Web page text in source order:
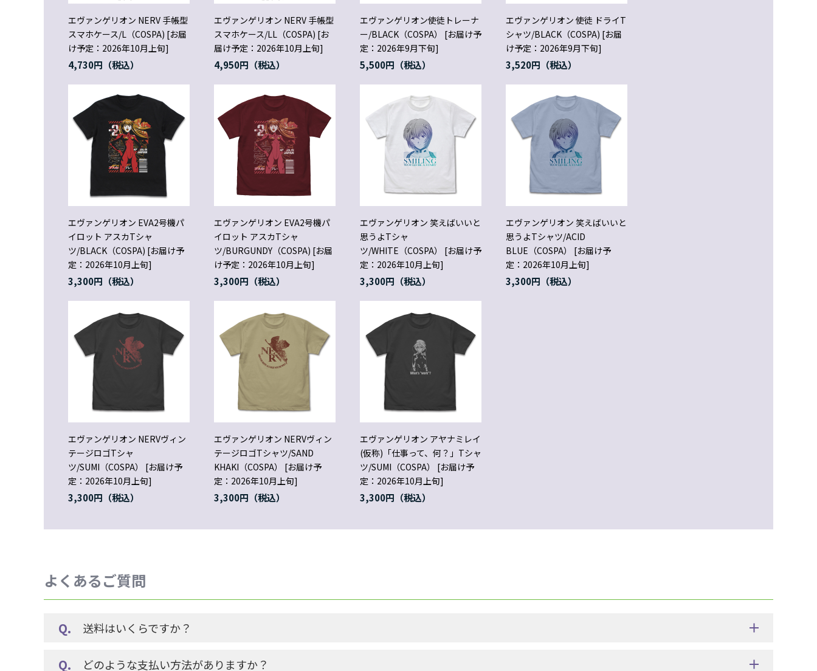
エヴァンゲリオン NERV 手帳型
スマホケース/L（COSPA) [お届
け予定：2026年10月上旬]
4,730円
エヴァンゲリオン NERV 手帳型
スマホケース/LL（COSPA) [お
届け予定：2026年10月上旬]
4,950円
エヴァンゲリオン使徒トレーナ
ー/BLACK（COSPA） [お届け予
定：2026年9月下旬]
5,500円
エヴァンゲリオン 使徒 ドライT
シャツ/BLACK（COSPA) [お届
け予定：2026年9月下旬]
3,520円
エヴァンゲリオン EVA2号機パ
イロット アスカTシャ
ツ/BLACK（COSPA) [お届け予
定：2026年10月上旬]
3,300円
エヴァンゲリオン EVA2号機パ
イロット アスカTシャ
ツ/BURGUNDY（COSPA) [お届
け予定：2026年10月上旬]
3,300円
エヴァンゲリオン 笑えばいいと
思うよTシャ
ツ/WHITE（COSPA） [お届け予
定：2026年10月上旬]
3,300円
エヴァンゲリオン 笑えばいいと
思うよTシャツ/ACID
BLUE（COSPA） [お届け予
定：2026年10月上旬]
3,300円
エヴァンゲリオン NERVヴィン
テージロゴTシャ
ツ/SUMI（COSPA） [お届け予
定：2026年10月上旬]
3,300円
エヴァンゲリオン NERVヴィン
テージロゴTシャツ/SAND
KHAKI（COSPA） [お届け予
定：2026年10月上旬]
3,300円
エヴァンゲリオン アヤナミレイ
(仮称)「仕事って、何？」Tシャ
ツ/SUMI（COSPA） [お届け予
定：2026年10月上旬]
3,300円
よくあるご質問
送料はいくらですか？
どのような支払い方法がありますか？